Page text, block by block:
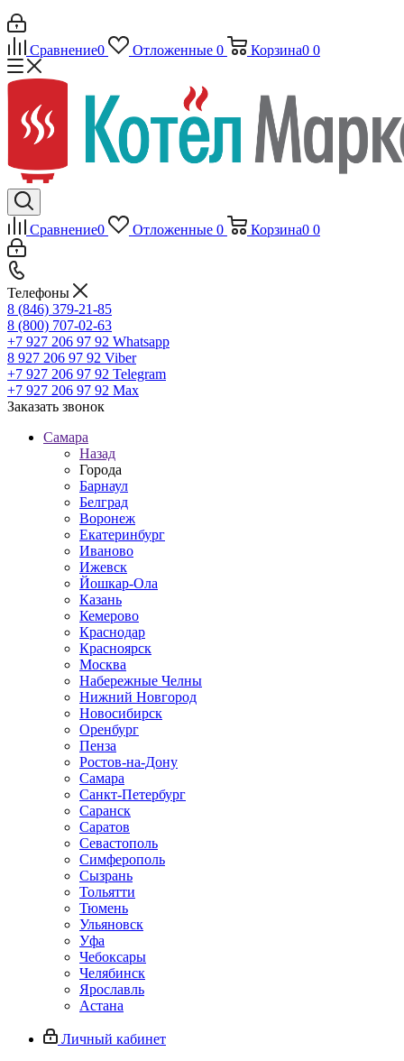
Сравнение0 Отложенные 0 Корзина0 0
Сравнение0 Отложенные 0 Корзина0 0
Телефоны
8 (846) 379-21-85
8 (800) 707-02-63
+7 927 206 97 92 Whatsapp
8 927 206 97 92 Viber
+7 927 206 97 92 Telegram
+7 927 206 97 92 Max
Заказать звонок
Самара
Назад
Города
Барнаул
Белград
Воронеж
Екатеринбург
Иваново
Ижевск
Йошкар-Ола
Казань
Кемерово
Краснодар
Красноярск
Москва
Набережные Челны
Нижний Новгород
Новосибирск
Оренбург
Пенза
Ростов-на-Дону
Самара
Санкт-Петербург
Саранск
Саратов
Севастополь
Симферополь
Сызрань
Тольятти
Тюмень
Ульяновск
Уфа
Чебоксары
Челябинск
Ярославль
Астана
Личный кабинет